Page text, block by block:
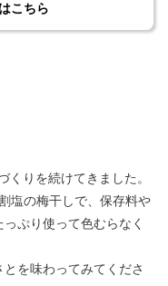
こちら
くりを続けてきました。
塩の梅干しで、保存料や
ぷり使って色むらなく
を味わってみてくださ